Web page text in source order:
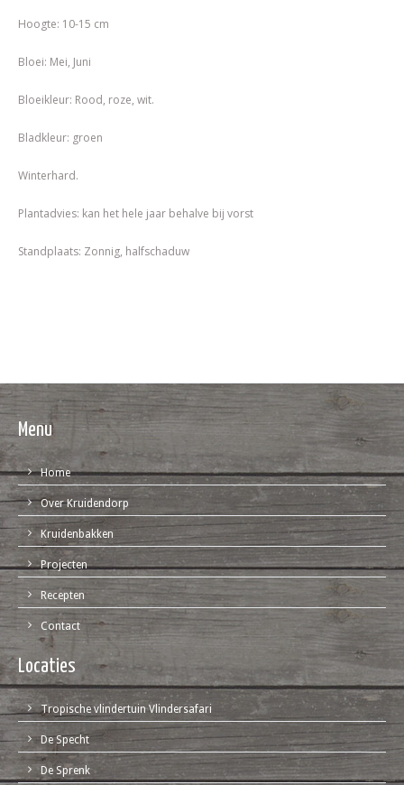
Hoogte: 10-15 cm
Bloei: Mei, Juni
Bloeikleur: Rood, roze, wit.
Bladkleur: groen
Winterhard.
Plantadvies: kan het hele jaar behalve bij vorst
Standplaats: Zonnig, halfschaduw
Menu
Home
Over Kruidendorp
Kruidenbakken
Projecten
Recepten
Contact
Locaties
Tropische vlindertuin Vlindersafari
De Specht
De Sprenk